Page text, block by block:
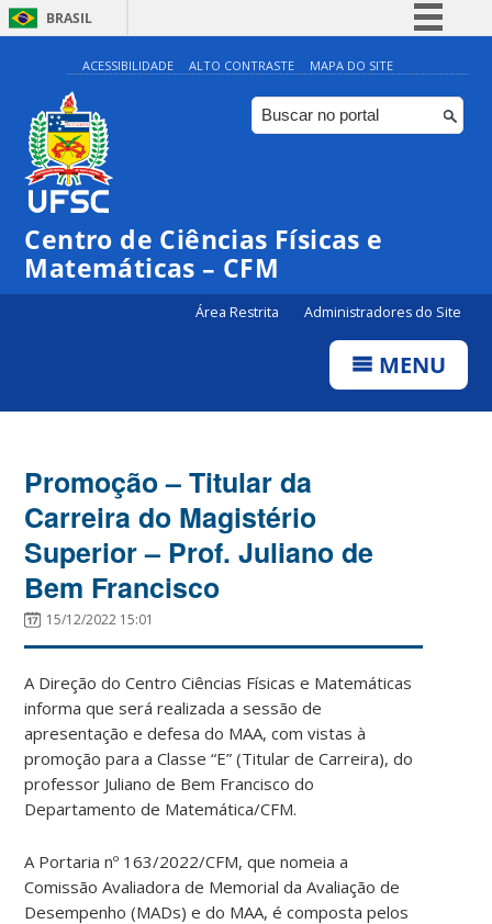
BRASIL
Simplifique!
Comunica BR
Participe
Canais
ACESSIBILIDADE ALTO CONTRASTE MAPA DO SITE
Centro de Ciências Físicas e
Matemáticas – CFM
Área Restrita Administradores do Site
MENU
Promoção – Titular da
Carreira do Magistério
Superior – Prof. Juliano de
Bem Francisco
15/12/2022 15:01
A Direção do Centro Ciências Físicas e Matemáticas
informa que será realizada a sessão de
apresentação e defesa do MAA, com vistas à
promoção para a Classe “E” (Titular de Carreira), do
professor Juliano de Bem Francisco do
Departamento de Matemática/CFM.
A Portaria nº 163/2022/CFM, que nomeia a
Comissão Avaliadora de Memorial da Avaliação de
Desempenho (MADs) e do MAA, é composta pelos